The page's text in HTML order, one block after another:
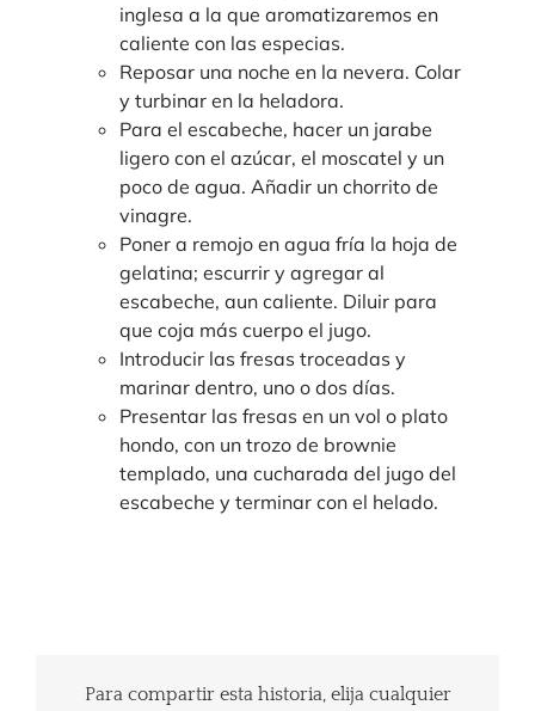
inglesa a la que aromatizaremos en
caliente con las especias.
Reposar una noche en la nevera. Colar
y turbinar en la heladora.
Para el escabeche, hacer un jarabe
ligero con el azúcar, el moscatel y un
poco de agua. Añadir un chorrito de
vinagre.
Poner a remojo en agua fría la hoja de
gelatina; escurrir y agregar al
escabeche, aun caliente. Diluir para
que coja más cuerpo el jugo.
Introducir las fresas troceadas y
marinar dentro, uno o dos días.
Presentar las fresas en un vol o plato
hondo, con un trozo de brownie
templado, una cucharada del jugo del
escabeche y terminar con el helado.
Para compartir esta historia, elija cualquier